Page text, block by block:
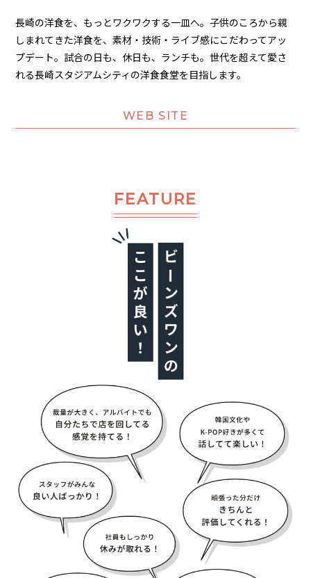
長崎の洋食を、もっとワクワクする一皿へ。子供のころから親
しまれてきた洋食を、素材・技術・ライブ感にこだわってアッ
プデート。試合の日も、休日も、ランチも。世代を超えて愛さ
れる長崎スタジアムシティの洋食食堂を目指します。
WEB SITE
FEATURE